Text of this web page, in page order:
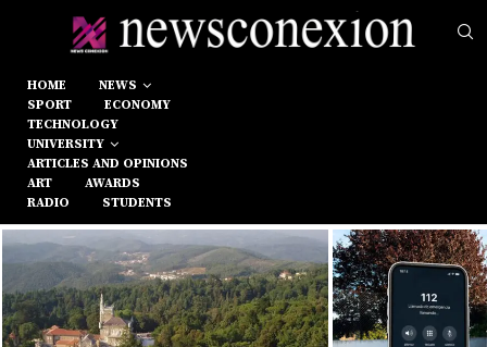
HOME
NEWS
SPORT
ECONOMY
TECHNOLOGY
UNIVERSITY
ARTICLES AND OPINIONS
ART
AWARDS
RADIO
STUDENTS